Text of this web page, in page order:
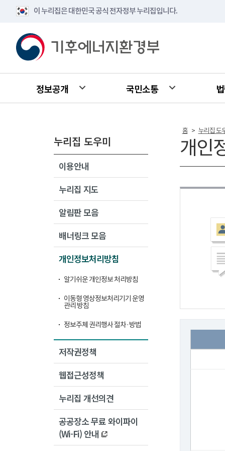
이 누리집은 대한민국 공식 전자정부 누리집입니다.
정보공개 국민소통
누리집 도우미
이용안내
누리집 지도
알림판 모음
배너링크 모음
개인정보처리방침
알기쉬운 개인정보 처리방침
이동형 영상정보처리기기 운영
관리 방침
정보주체 권리행사 절차·방법
저작권정책
웹접근성정책
누리집 개선의견
공공장소 무료 와이파이
(Wi-Fi) 안내
홈 > 누리집 도
개인